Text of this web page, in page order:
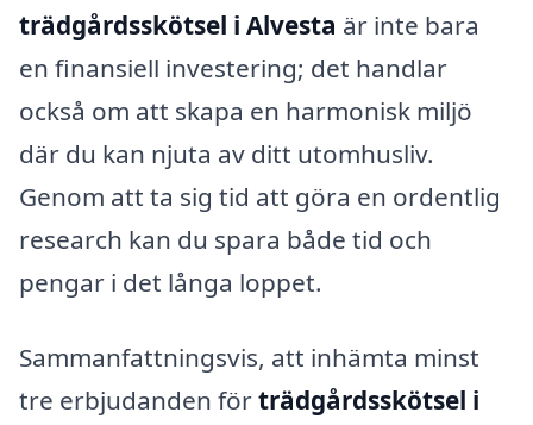
trädgårdsskötsel i Alvesta är inte bara
en finansiell investering; det handlar
också om att skapa en harmonisk miljö
där du kan njuta av ditt utomhusliv.
Genom att ta sig tid att göra en ordentlig
research kan du spara både tid och
pengar i det långa loppet.
Sammanfattningsvis, att inhämta minst
tre erbjudanden förträdgårdsskötsel i